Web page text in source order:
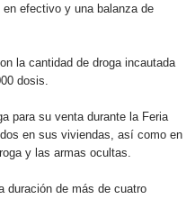
en efectivo y una balanza de
la cantidad de droga incautada
dosis.
para su venta durante la Feria
en sus viviendas, así como en
y las armas ocultas.
duración de más de cuatro